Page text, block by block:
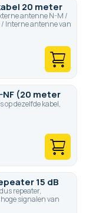
20 meter
antenne N-M /
/ Interne antenne van
NF (20 meter
op dezelfde kabel,
15 dB
repeater,
signalen van